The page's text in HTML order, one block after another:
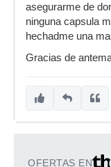
asegurarme de
ninguna capsula
hechadme una
Gracias de
OFERTAS EN